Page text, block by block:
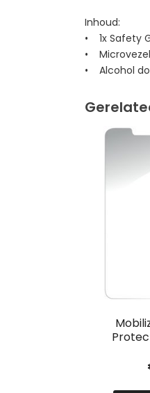
Inhoud:
• 1x Safety
•
• Alcohol